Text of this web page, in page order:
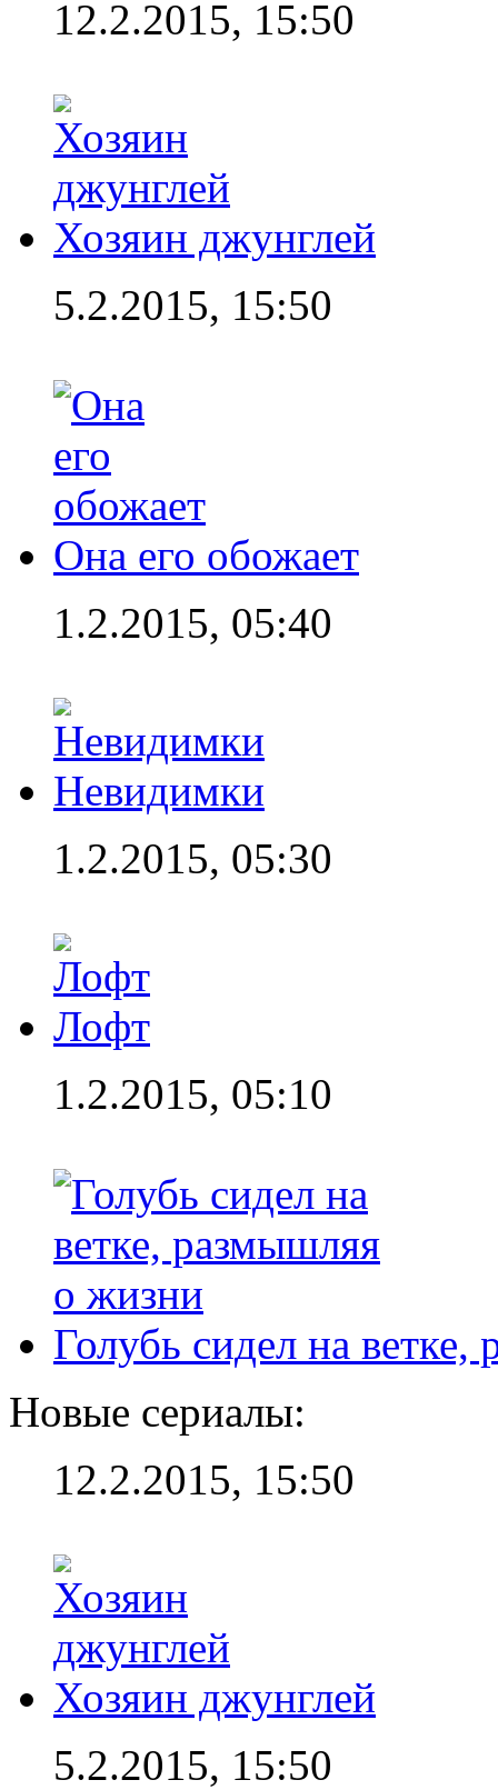
12.2.2015, 15:50
Хозяин джунглей
5.2.2015, 15:50
Она его обожает
1.2.2015, 05:40
Невидимки
1.2.2015, 05:30
Лофт
1.2.2015, 05:10
Голубь сидел на
Новые сериалы:
12.2.2015, 15:50
Хозяин джунглей
5.2.2015, 15:50